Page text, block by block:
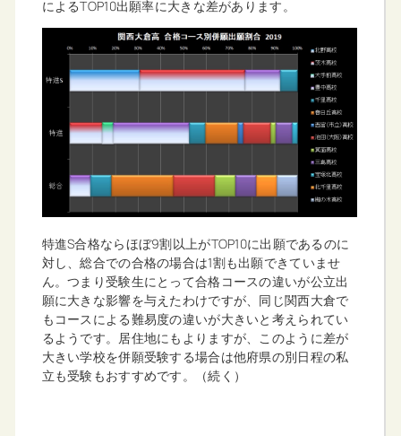
によるTOP10出願率に大きな差があります。
特進S合格ならほぼ9割以上がTOP10に出願であるのに
対し、総合での合格の場合は1割も出願できていませ
ん。つまり受験生にとって合格コースの違いが公立出
願に大きな影響を与えたわけですが、同じ関西大倉で
もコースによる難易度の違いが大きいと考えられてい
るようです。居住地にもよりますが、このように差が
大きい学校を併願受験する場合は他府県の別日程の私
立も受験もおすすめです。（続く）